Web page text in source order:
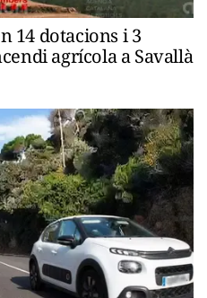
14 dotacions i 3
agrícola a Savallà